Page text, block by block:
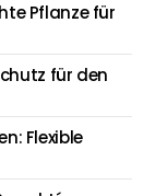
Pflanze für
für den
Flexible